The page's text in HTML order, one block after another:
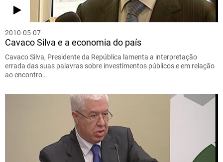
2010-05-07
Cavaco Silva e a economia do país
Cavaco Silva, Presidente da República lamenta a interpretação
errada das suas palavras sobre investimentos públicos e em relação
ao encontro…